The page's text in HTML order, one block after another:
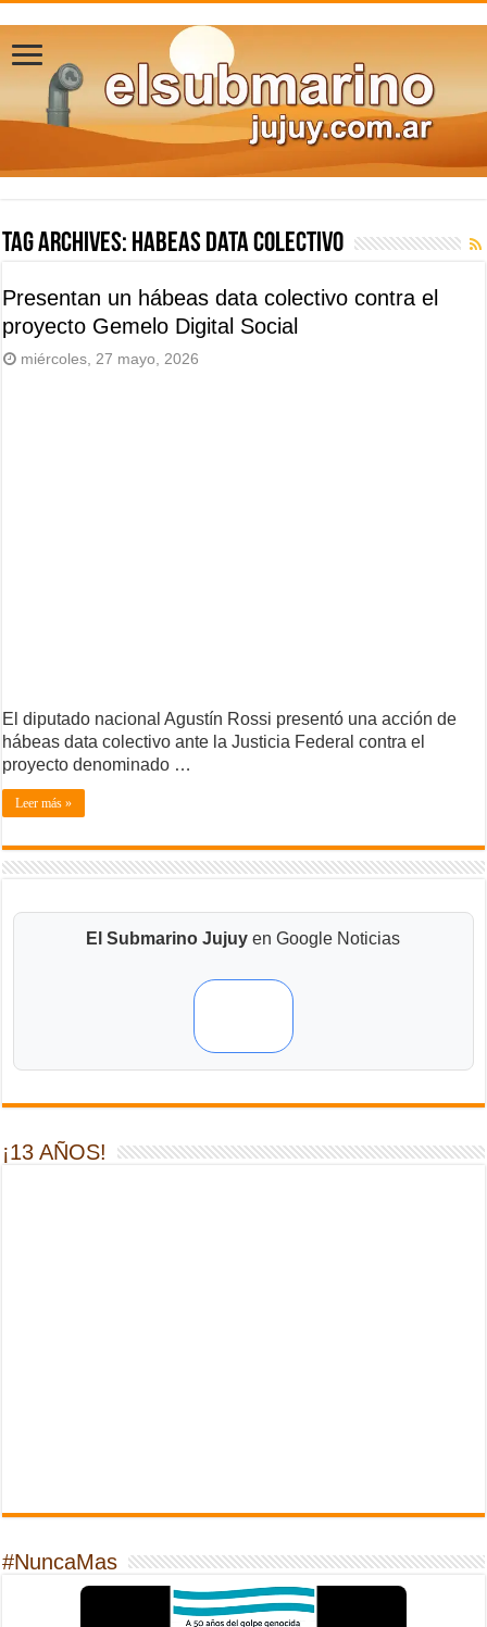
Tag Archives: habeas data colectivo
Presentan un hábeas data colectivo contra el
proyecto Gemelo Digital Social
miércoles, 27 mayo, 2026
El diputado nacional Agustín Rossi presentó una acción de
hábeas data colectivo ante la Justicia Federal contra el
proyecto denominado …
Leer más »
El Submarino Jujuy en Google Noticias
¡13 AÑOS!
#NuncaMas